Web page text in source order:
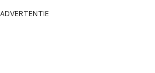
ADVERTENTIE